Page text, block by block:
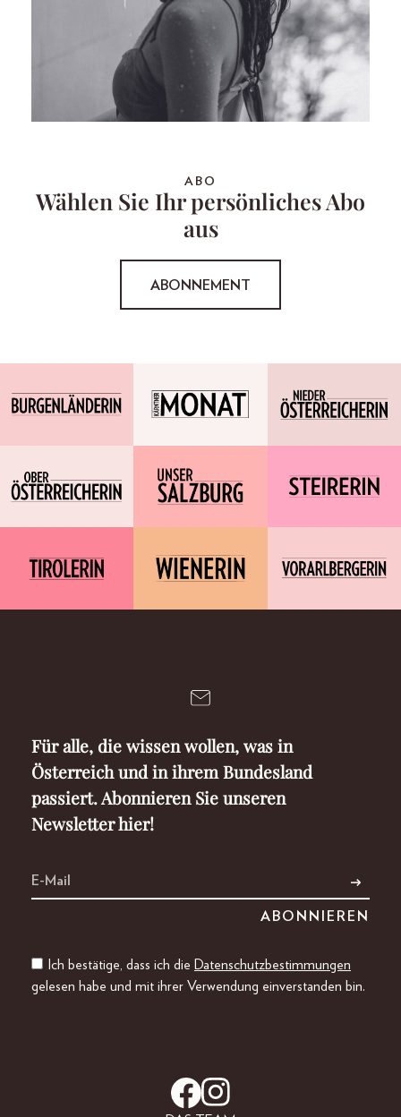
ABO
Wählen Sie Ihr persönliches Abo
aus
ABONNEMENT
Für alle, die wissen wollen, was in
Österreich und in ihrem Bundesland
passiert. Abonnieren Sie unseren
Newsletter hier!
Ich bestätige, dass ich die Datenschutzbestimmungen
gelesen habe und mit ihrer Verwendung einverstanden bin.